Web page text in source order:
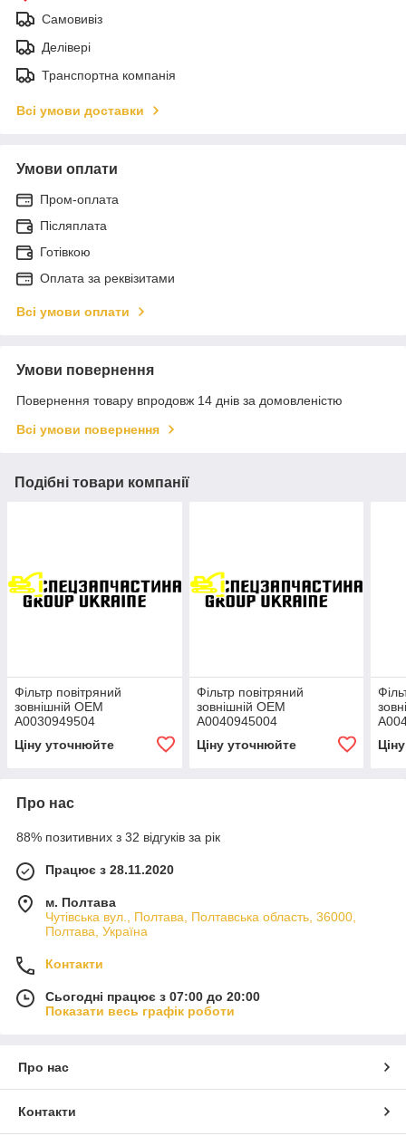
Самовивіз
Делівері
Транспортна компанія
Всі умови доставки
Умови оплати
Пром-оплата
Післяплата
Готівкою
Оплата за реквізитами
Всі умови оплати
Умови повернення
Повернення товару впродовж 14 днів за домовленістю
Всі умови повернення
Подібні товари компанії
Фільтр повітряний
зовнішній OEM
A0030949504
Ціну уточнюйте
Фільтр повітряний
зовнішній OEM
A0040945004
Ціну уточнюйте
Про нас
88% позитивних з 32 відгуків за рік
Працює з 28.11.2020
м. Полтава
Чутівська вул., Полтава, Полтавська область, 36000,
Полтава, Україна
Контакти
Сьогодні працює з 07:00 до 20:00
Показати весь графік роботи
Про нас
Контакти